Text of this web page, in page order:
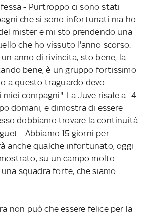
- Purtroppo ci sono stati
che si sono infortunati ma ho
mister e mi sto prendendo una
che ho vissuto l'anno scorso.
anno di rivincita, sto bene, la
bene, è un gruppo fortissimo
a questo traguardo devo
compagni". La Juve risale a -4
domani, e dimostra di essere
dobbiamo trovare la continuità
- Abbiamo 15 giorni per
anche qualche infortunato, oggi
su un campo molto
squadra forte, che siamo
non può che essere felice per la